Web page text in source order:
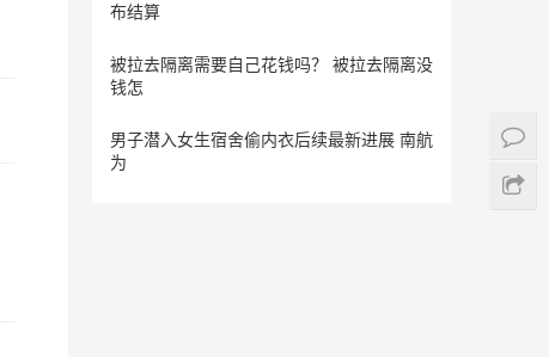
布结算
被拉去隔离需要自己花钱吗？ 被拉去隔离没
钱怎
男子潜入女生宿舍偷内衣后续最新进展 南航
为